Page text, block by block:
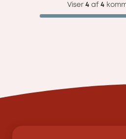
Viser 4af 4